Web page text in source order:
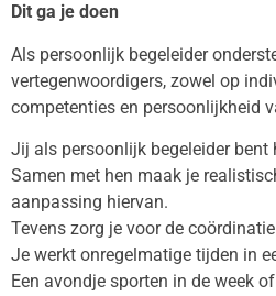
Dit ga je doen
Als persoonlijk begeleider
vertegenwoordigers, zowel op
competenties en persoonlijkheid
Jij als persoonlijk begeleider bent
Samen met hen maak je
aanpassing hiervan.
Tevens zorg je voor de
Je werkt onregelmatige tijden in
Een avondje sporten in de week